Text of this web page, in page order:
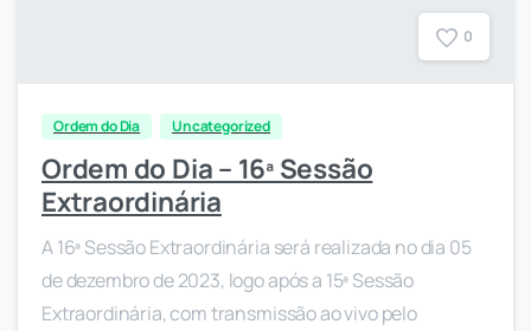
0
Ordem do Dia Uncategorized
Ordem do Dia – 16ª Sessão
Extraordinária
A 16ª Sessão Extraordinária será realizada no dia 05
de dezembro de 2023, logo após a 15ª Sessão
Extraordinária, com transmissão ao vivo pelo